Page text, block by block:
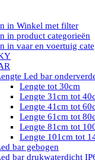
in Winkel met filter
in product categorieën
in vaar en voertuig
Led bar
Lengte tot 30cm
Lengte 31cm tot
Lengte 41cm tot
Lengte 61cm tot
Lengte 81cm tot
Lengte 101cm tot
bar gebogen
bar drukwaterdicht